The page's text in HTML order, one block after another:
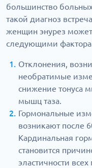
большинство
такой диагноз
женщин энурез
следующими
Отклонения,
необратимые
снижение тонуса
мышц таза.
Гормональные
возникают после
Кардинальная
становится
эластичности